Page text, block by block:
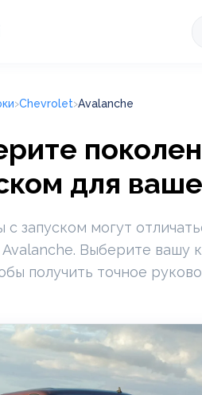
Chevrolet Avalanche
для
запуском могут
Выберите вашу
получить точное